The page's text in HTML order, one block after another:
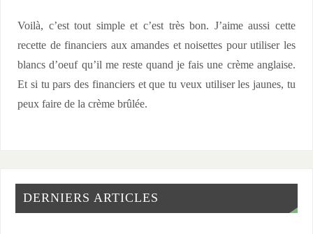
Voilà, c’est tout simple et c’est très bon. J’aime aussi cette
recette de financiers aux amandes et noisettes pour utiliser les
blancs d’oeuf qu’il me reste quand je fais une crème anglaise.
Et si tu pars des financiers et que tu veux utiliser les jaunes, tu
peux faire de la crème brûlée.
DERNIERS ARTICLES